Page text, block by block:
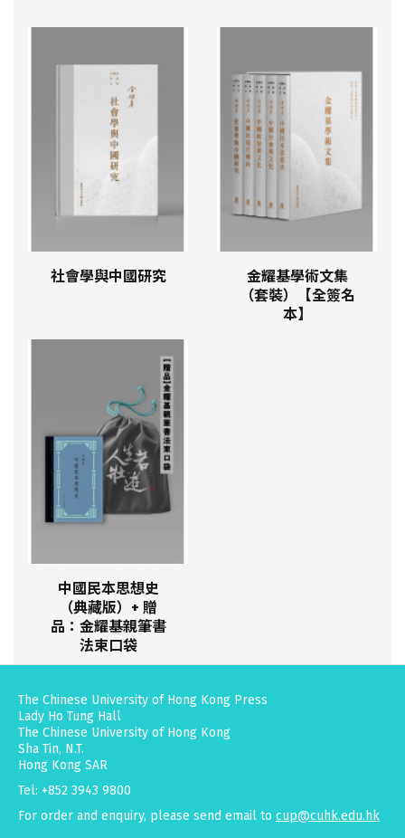
社會學與中國研究
金耀基學術文集
（套裝）【全簽名
本】
中國民本思想史
（典藏版）+ 贈
品：金耀基親筆書
法束口袋
The Chinese University of Hong Kong Press
Lady Ho Tung Hall
The Chinese University of Hong Kong
Sha Tin, N.T.
Hong Kong SAR
Tel: +852 3943 9800
For order and enquiry, please send email to cup@cuhk.edu.hk